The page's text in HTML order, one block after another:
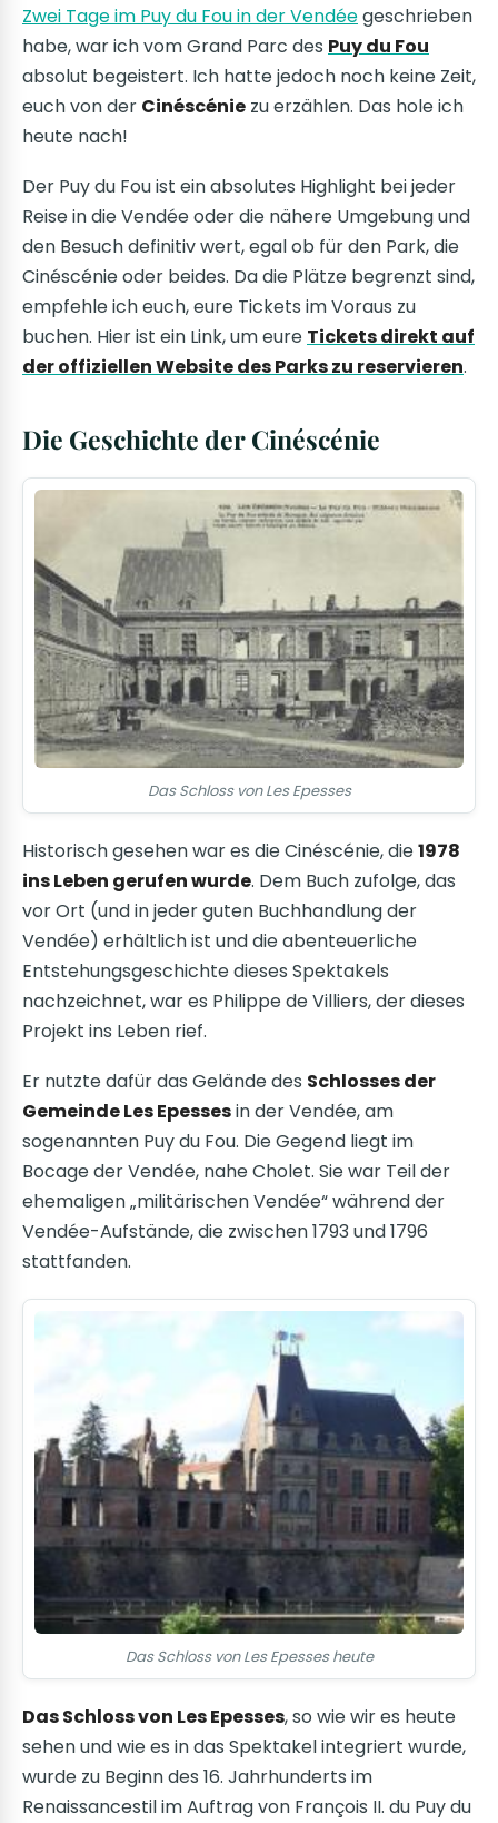
Zwei Tage im Puy du Fou in der Vendéegeschrieben
habe, war ich vom Grand Parc des Puy du Fou
absolut begeistert. Ich hatte jedoch noch keine Zeit,
euch von der Cinéscénie zu erzählen. Das hole ich
heute nach!
Der Puy du Fou ist ein absolutes Highlight bei jeder
Reise in die Vendée oder die nähere Umgebung und
den Besuch definitiv wert, egal ob für den Park, die
Cinéscénie oder beides. Da die Plätze begrenzt sind,
empfehle ich euch, eure Tickets im Voraus zu
buchen. Hier ist ein Link, um eure Tickets direkt auf
der offiziellen Website des Parks zu reservieren.
Die Geschichte der Cinéscénie
Das Schloss von Les Epesses
Historisch gesehen war es die Cinéscénie, die1978
ins Leben gerufen wurde. Dem Buch zufolge, das
vor Ort (und in jeder guten Buchhandlung der
Vendée) erhältlich ist und die abenteuerliche
Entstehungsgeschichte dieses Spektakels
nachzeichnet, war es Philippe de Villiers, der dieses
Projekt ins Leben rief.
Er nutzte dafür das Gelände des Schlosses der
Gemeinde Les Epessesin der Vendée, am
sogenannten Puy du Fou. Die Gegend liegt im
Bocage der Vendée, nahe Cholet. Sie war Teil der
ehemaligen „militärischen Vendée“ während der
Vendée-Aufstände, die zwischen 1793 und 1796
stattfanden.
Das Schloss von Les Epesses heute
Das Schloss von Les Epesses, so wie wir es heute
sehen und wie es in das Spektakel integriert wurde,
wurde zu Beginn des 16. Jahrhunderts im
Renaissancestil im Auftrag von François II. du Puy du